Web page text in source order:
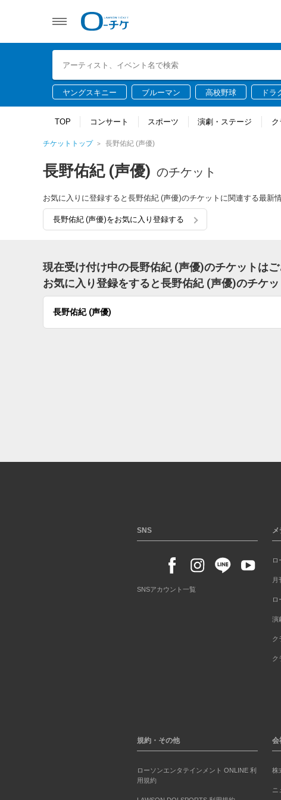
ヤングスキニー ブルーマン 高校野球 ドラ
TOP コンサート スポーツ 演劇・ステージ ク
チケットトップ 長野佑紀 (声優)
長野佑紀 (声優) のチケット
お気に入りに登録すると長野佑紀 (声優)のチケットに関連する最新
長野佑紀 (声優)をお気に入り登録する
現在受け付け中の長野佑紀 (声優)のチケットはご
お気に入り登録をすると長野佑紀 (声優)のチケ
長野佑紀 (声優)
SNS
SNSアカウント一覧
メ
ロ
月
ロ
演
ク
ク
規約・その他
ローソンエンタテインメント ONLINE 利
用規約
会
株
ニ